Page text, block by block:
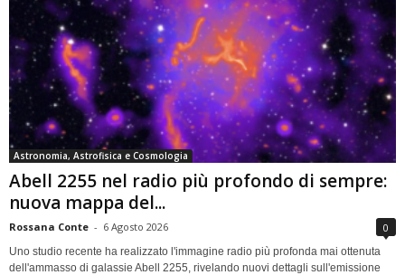
Astronomia, Astrofisica e Cosmologia
Abell 2255 nel radio più profondo di sempre:
nuova mappa del...
Rossana Conte - 6 Agosto 2026 0
Uno studio recente ha realizzato l'immagine radio più profonda mai ottenuta
dell'ammasso di galassie Abell 2255, rivelando nuovi dettagli sull'emissione